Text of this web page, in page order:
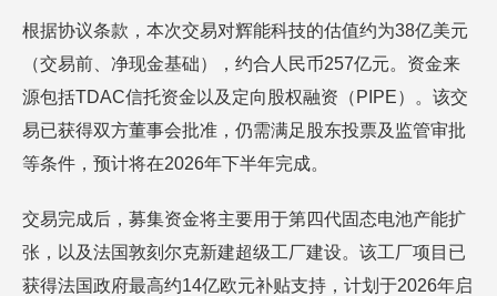
根据协议条款，本次交易对辉能科技的估值约为38亿美元
（交易前、净现金基础），约合人民币257亿元。资金来
源包括TDAC信托资金以及定向股权融资（PIPE）。该交
易已获得双方董事会批准，仍需满足股东投票及监管审批
等条件，预计将在2026年下半年完成。
交易完成后，募集资金将主要用于第四代固态电池产能扩
张，以及法国敦刻尔克新建超级工厂建设。该工厂项目已
获得法国政府最高约14亿欧元补贴支持，计划于2026年启